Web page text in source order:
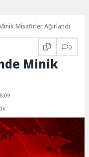
Misafirler Ağırlandı
0
Minik